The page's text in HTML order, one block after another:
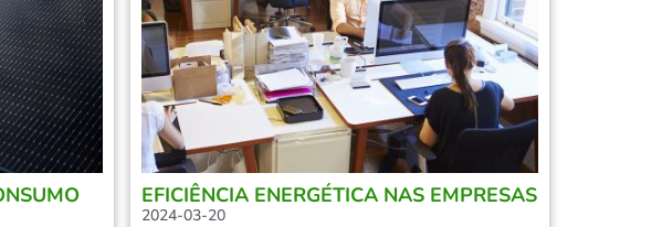
EFICIÊNCIA ENERGÉTICA NAS EMPRESAS
2024-03-20